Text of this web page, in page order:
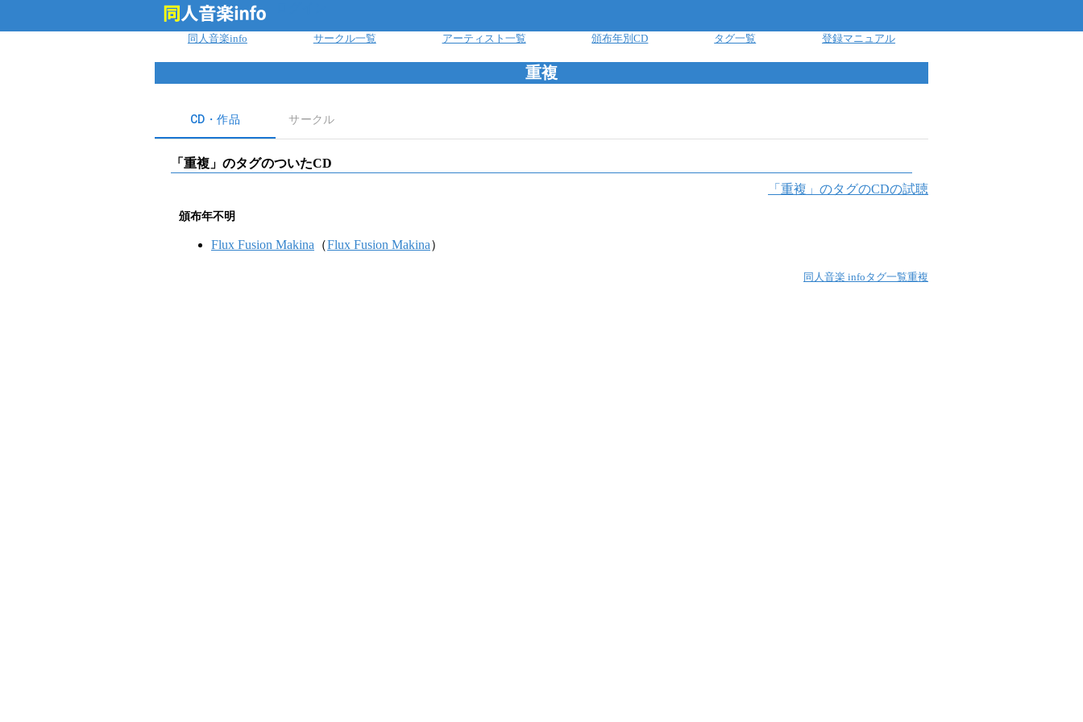
同人音楽info サークル一覧 アーティスト一覧 頒布年別CD タグ一覧 登録マニュアル
重複
CD・作品 サークル
「 重複 」のタグのついたCD
「 重複 」のタグのCDの試聴
頒布年不明
Flux Fusion Makina （Flux Fusion Makina）
同人音楽 infoタグ一覧重複